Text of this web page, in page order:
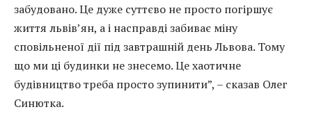
забудовано. Це дуже суттєво не просто погіршує
життя львів’ян, а і насправді забиває міну
сповільненої дії під завтрашній день Львова. Тому
що ми ці будинки не знесемо. Це хаотичне
будівництво треба просто зупинити”, – сказав Олег
Синютка.